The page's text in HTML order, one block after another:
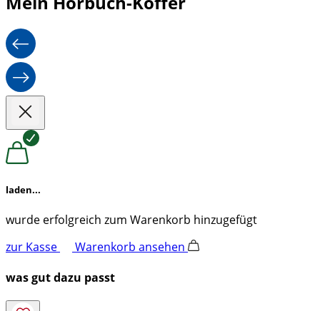
laden...
wurde erfolgreich zum Warenkorb hinzugefügt
zur Kasse
Warenkorb ansehen
was gut dazu passt